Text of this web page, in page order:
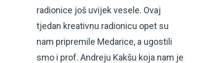
radionice još uvijek vesele. Ovaj
tjedan kreativnu radionicu opet su
nam pripremile Medarice, a ugostili
smo i prof. Andreju Kakšu koja nam je